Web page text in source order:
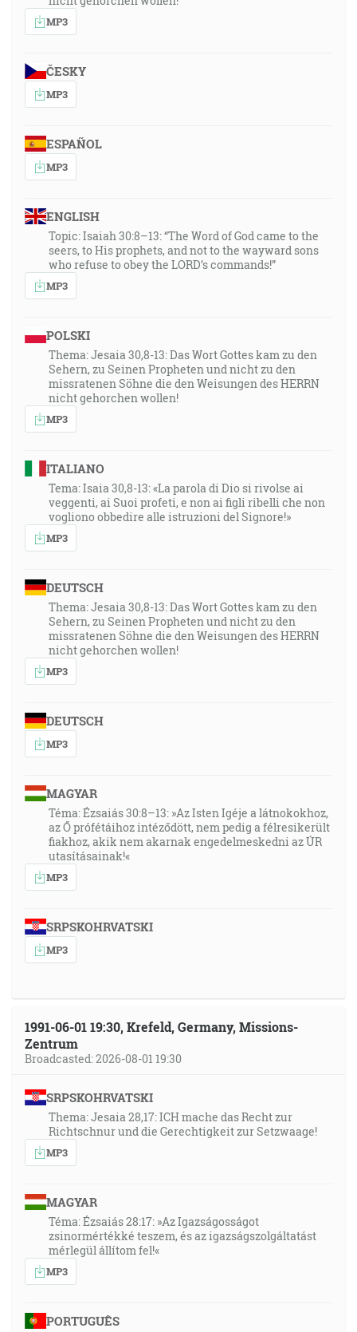
MP3
ČESKY
MP3
ESPAÑOL
MP3
ENGLISH
Topic: Isaiah 30:8–13: “The Word of God came to the
seers, to His prophets, and not to the wayward sons
who refuse to obey the LORD’s commands!”
MP3
POLSKI
Thema: Jesaia 30,8-13: Das Wort Gottes kam zu den
Sehern, zu Seinen Propheten und nicht zu den
missratenen Söhne die den Weisungen des HERRN
nicht gehorchen wollen!
MP3
ITALIANO
Tema: Isaia 30,8-13: «La parola di Dio si rivolse ai
veggenti, ai Suoi profeti, e non ai figli ribelli che non
vogliono obbedire alle istruzioni del Signore!»
MP3
DEUTSCH
Thema: Jesaia 30,8-13: Das Wort Gottes kam zu den
Sehern, zu Seinen Propheten und nicht zu den
missratenen Söhne die den Weisungen des HERRN
nicht gehorchen wollen!
MP3
DEUTSCH
MP3
MAGYAR
Téma: Ézsaiás 30:8–13: »Az Isten Igéje a látnokokhoz,
az Ő prófétáihoz intéződött, nem pedig a félresikerült
fiakhoz, akik nem akarnak engedelmeskedni az ÚR
utasításainak!«
MP3
SRPSKOHRVATSKI
MP3
1991-06-01 19:30, Krefeld, Germany, Missions-
Zentrum
Broadcasted: 2026-08-01 19:30
SRPSKOHRVATSKI
Thema: Jesaia 28,17: ICH mache das Recht zur
Richtschnur und die Gerechtigkeit zur Setzwaage!
MP3
MAGYAR
Téma: Ézsaiás 28:17: »Az Igazságosságot
zsinormértékké teszem, és az igazságszolgáltatást
mérlegül állítom fel!«
MP3
PORTUGUÊS